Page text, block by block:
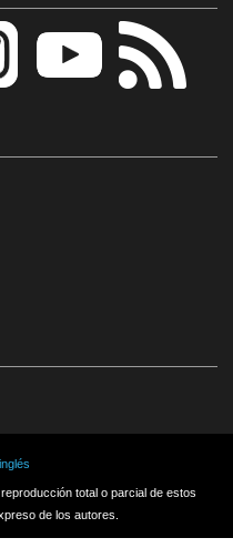
total o parcial de estos
de los autores.